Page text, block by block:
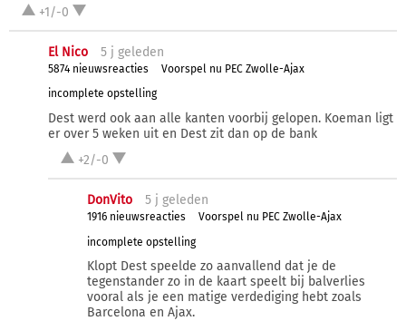
+1/-0
El Nico 5 j geleden
5874 nieuwsreacties
Voorspel nu PEC Zwolle-Ajax
incomplete opstelling
Dest werd ook aan alle kanten voorbij gelopen. Koeman ligt
er over 5 weken uit en Dest zit dan op de bank
+2/-0
DonVito 5 j geleden
1916 nieuwsreacties
Voorspel nu PEC Zwolle-Ajax
incomplete opstelling
Klopt Dest speelde zo aanvallend dat je de
tegenstander zo in de kaart speelt bij balverlies
vooral als je een matige verdediging hebt zoals
Barcelona en Ajax.